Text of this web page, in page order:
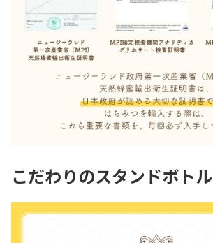
こだわりのスタンドボトル